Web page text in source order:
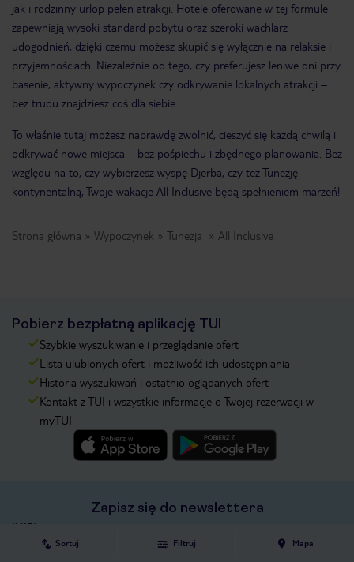
Sortuj Filtruj Mapa
jak i rodzinny urlop pełen atrakcji. Hotele oferowane w tej formule
zapewniają wysoki standard pobytu oraz szeroki wachlarz
udogodnień, dzięki czemu możesz skupić się wyłącznie na relaksie i
przyjemnościach. Niezależnie od tego, czy preferujesz leniwe dni przy
basenie, aktywny wypoczynek czy odkrywanie lokalnych atrakcji –
bez trudu znajdziesz coś dla siebie.
To właśnie tutaj możesz naprawdę zwolnić, cieszyć się każdą chwilą i
odkrywać nowe miejsca – bez pośpiechu i zbędnego planowania. Bez
względu na to, czy wybierzesz wyspę Djerba, czy też Tunezję
kontynentalną, Twoje wakacje All Inclusive będą spełnieniem marzeń!
Strona główna Wypoczynek Tunezja All Inclusive
Pobierz bezpłatną aplikację TUI
Szybkie wyszukiwanie i przeglądanie ofert
Lista ulubionych ofert i możliwość ich udostępniania
Historia wyszukiwań i ostatnio oglądanych ofert
Kontakt z TUI i wszystkie informacje o Twojej rezerwacji w
myTUI
Zapisz się do newslettera
IMIĘ*